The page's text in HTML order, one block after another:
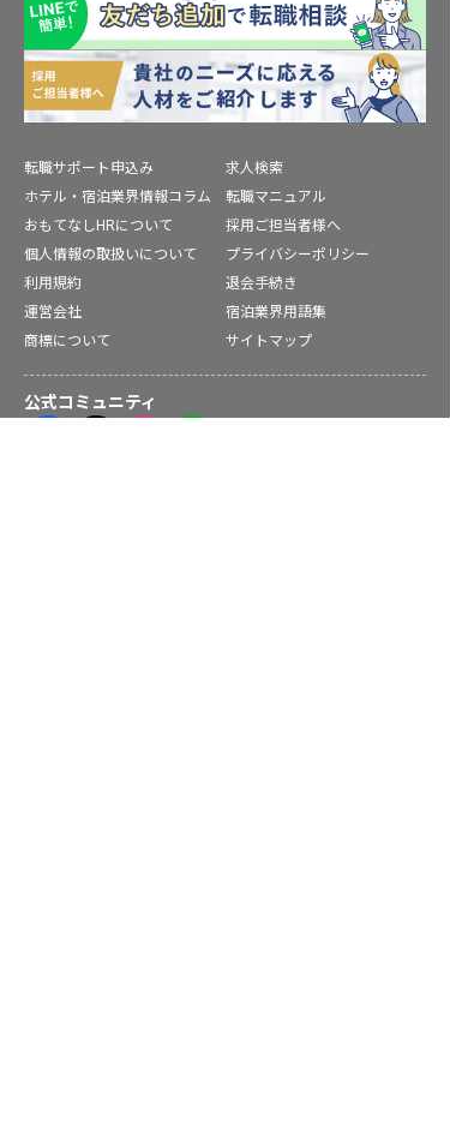
転職サポート申込み
求人検索
ホテル・宿泊業界情報コラム
転職マニュアル
おもてなしHRについて
採用ご担当者様へ
個人情報の取扱いについて
プライバシーポリシー
利用規約
退会手続き
運営会社
宿泊業界用語集
商標について
サイトマップ
公式コミュニティ